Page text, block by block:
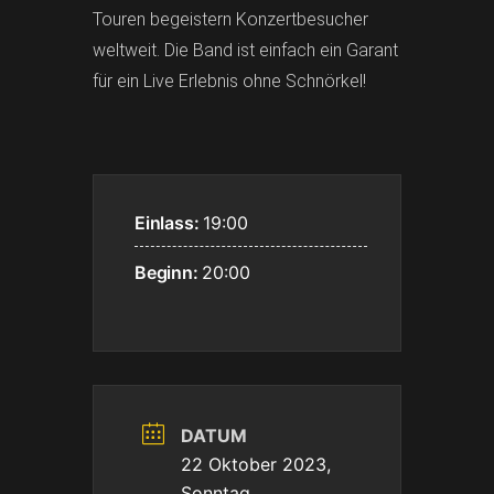
Touren begeistern Konzertbesucher
weltweit. Die Band ist einfach ein Garant
für ein Live Erlebnis ohne Schnörkel!
Einlass: 19:00
Beginn: 20:00
DATUM
22 Oktober 2023,